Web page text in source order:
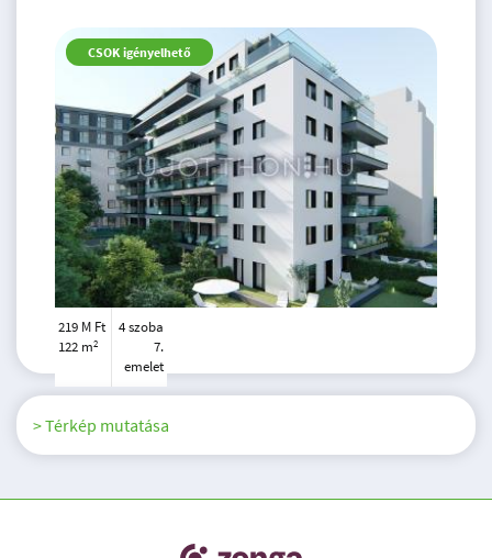
CSOK igényelhető
219 M Ft
122 m2
4 szoba
7.
emelet
> Térkép mutatása